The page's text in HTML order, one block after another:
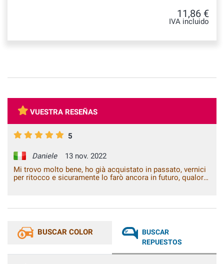
11,86 €
IVA incluido
VUESTRA RESEÑAS
5
Daniele
13 nov. 2022
Mi trovo molto bene, ho già acquistato in passato, vernici
per ritocco e sicuramente lo farò ancora in futuro, qualora
BUSCAR COLOR
BUSCAR
REPUESTOS